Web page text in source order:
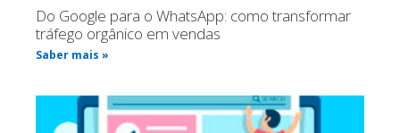
Do Google para o WhatsApp: como transformar
tráfego orgânico em vendas
Saber mais »